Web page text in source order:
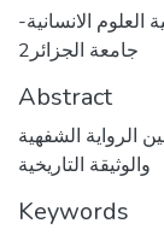
الانسانية-
جامعة الجزائر2
Abstract
الرواية الشفهية
والوثيقة التاريخية
Keywords